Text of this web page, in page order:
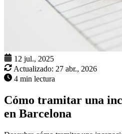
12 jul., 2025
Actualizado: 27 abr., 2026
4 min lectura
Cómo tramitar una
en Barcelona